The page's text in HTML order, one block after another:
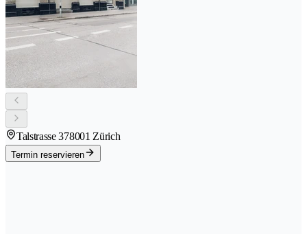
Talstrasse 378001 Zürich
Termin reservieren